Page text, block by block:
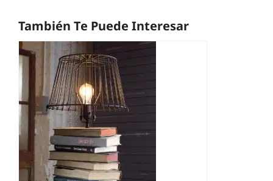
También Te Puede Interesar